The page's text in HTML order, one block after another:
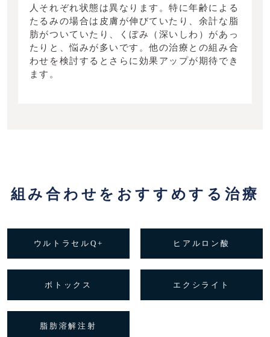
人それぞれ状態は異なります。特に年齢による
たるみの場合は皮膚が伸びていたり、余計な脂
肪がついていたり、くぼみ（深いしわ）があっ
たりと、悩みが多いです。他の治療との組み合
わせを検討するとさらに効果アップが期待でき
ます。
組み合わせをおすすめする治療
ウルトラセルQ+ ヒアルロン酸
ボトックス エクシライト
脂肪溶解注射